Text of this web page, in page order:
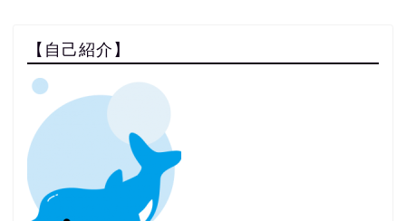
【自己紹介】